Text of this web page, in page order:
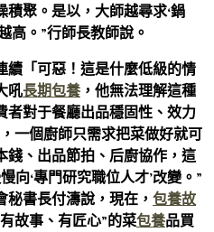
聚。是以，大師越尋求‘鍋
高。”行師長教師說。
續「可惡！這是什麼低級的情
吼長期包養 ，他無法理解這種
者對于餐廳出品穩固性、效力
一個廚師只需求把菜做好就可
錢、出品節拍、后廚協作，這
向‘專門研究職位人才’改變。”
書長付濤說，現在， 包養故
故事、有匠心”的菜包養品買